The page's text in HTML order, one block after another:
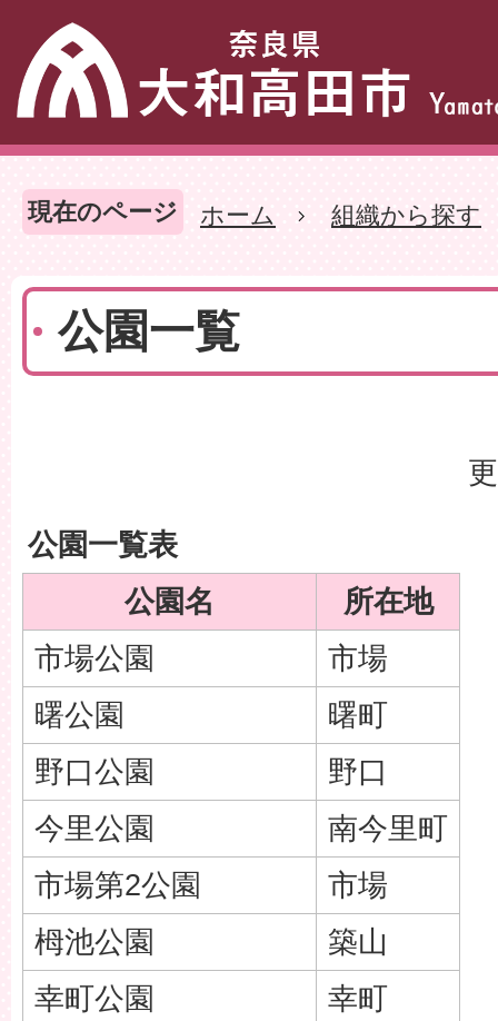
現在のページ ホーム 組織から探す
公園一覧
公園一覧表
公園名
所在地
市場公園
市場
曙公園
曙町
野口公園
野口
今里公園
南今里町
市場第2公園
市場
栂池公園
築山
幸町公園
幸町